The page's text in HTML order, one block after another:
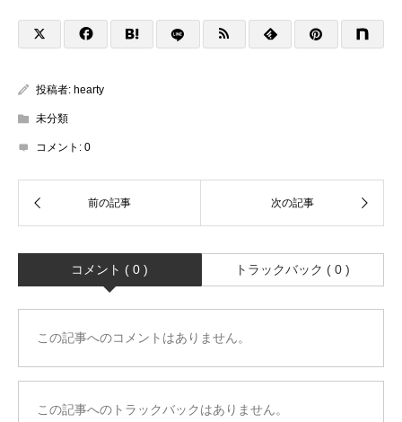
投稿者: hearty
未分類
コメント: 0
コメント ( 0 ) トラックバック ( 0 )
この記事へのコメントはありません。
この記事へのトラックバックはありません。